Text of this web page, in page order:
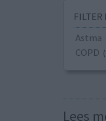
Astma
COPD
Lees